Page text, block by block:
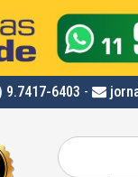
9.7417-6403 -
Pesquisar
por: